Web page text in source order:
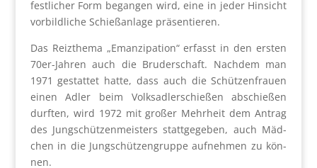
fest­li­cher Form began­gen wird, eine in jeder Hin­sicht
vor­bild­li­che Schieß­an­la­ge prä­sen­tie­ren.
Das Reiz­the­ma „Eman­zi­pa­ti­on“ erfasst in den ers­ten
70er-Jah­ren auch die Bru­der­schaft. Nach­dem man
1971 gestat­tet hat­te, dass auch die Schüt­zen­frau­en
einen Adler beim Volks­ad­ler­schie­ßen abschie­ßen
durf­ten, wird 1972 mit gro­ßer Mehr­heit dem Antrag
des Jung­schüt­zen­meis­ters statt­ge­ge­ben, auch Mäd­
chen in die Jung­schüt­zen­grup­pe auf­neh­men zu kön­
nen.